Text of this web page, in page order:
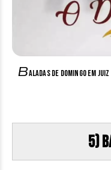
Baladas de Domingo em
5)